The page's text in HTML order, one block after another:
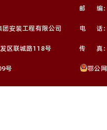
安装工程有限公司
区联城路118号
号
邮 编:
电 话:
传 真:
鄂公